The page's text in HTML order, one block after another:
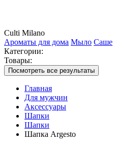
Culti Milano
Ароматы для дома Мыло Саше
Категории:
Товары:
Посмотреть все результаты
Главная
Для мужчин
Аксессуары
Шапки
Шапки
Шапка Argesto